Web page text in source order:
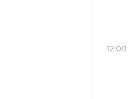
12:00